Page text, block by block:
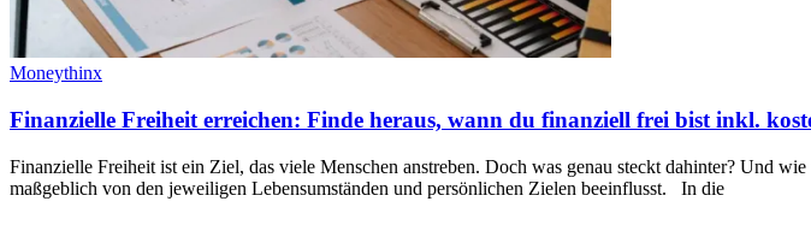
Moneythinx
Finanzielle Freiheit erreichen: Finde heraus, wann du finanziell frei bist inkl.
Finanzielle Freiheit ist ein Ziel, das viele Menschen anstreben. Doch was genau steckt dahinter? Und
maßgeblich von den jeweiligen Lebensumständen und persönlichen Zielen beeinflusst. In die